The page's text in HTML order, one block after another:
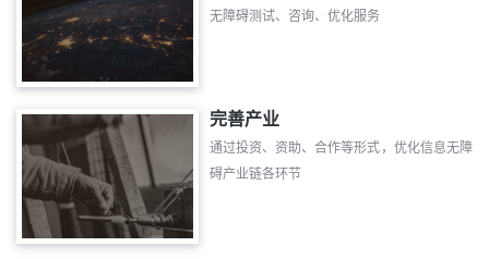
无障碍测试、咨询、优化服务
完善产业
通过投资、资助、合作等形式，优化信息无障
碍产业链各环节